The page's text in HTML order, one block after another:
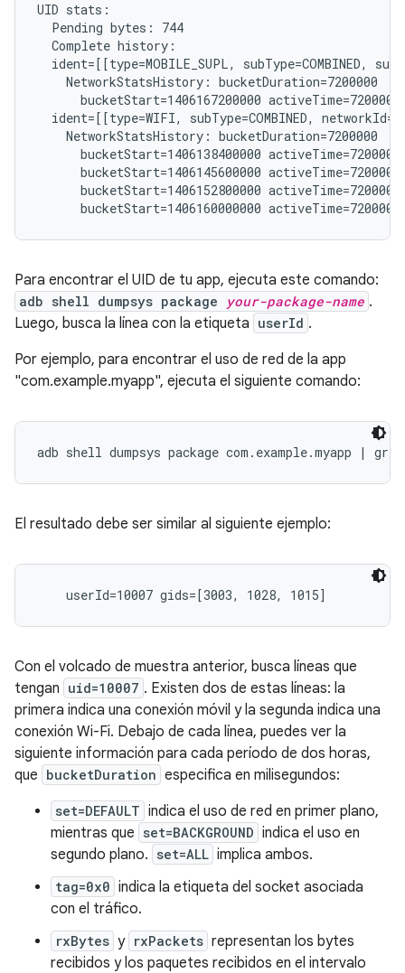
UID stats:
  Pending bytes: 744
  Complete history:
ident=[[type=MOBILE_SUPL, subType=COMBINED,
    NetworkStatsHistory: bucketDuration=7200000
bucketStart=1406167200000
ident=[[type=WIFI, subType=COMBINED,
    NetworkStatsHistory: bucketDuration=7200000
bucketStart=1406138400000
bucketStart=1406145600000
bucketStart=1406152800000
Para encontrar el UID de tu app, ejecuta este comando:
adb shell dumpsys package your-package-name .
Luego, busca la línea con la etiqueta userId .
Por ejemplo, para encontrar el uso de red de la app
"com.example.myapp", ejecuta el siguiente comando:
El resultado debe ser similar al siguiente ejemplo:
Con el volcado de muestra anterior, busca líneas que
tengan uid=10007 . Existen dos de estas líneas: la
primera indica una conexión móvil y la segunda indica una
conexión Wi-Fi. Debajo de cada línea, puedes ver la
siguiente información para cada período de dos horas,
que bucketDuration especifica en milisegundos:
set=DEFAULT indica el uso de red en primer plano,
mientras que set=BACKGROUND indica el uso en
segundo plano. set=ALL implica ambos.
tag=0x0 indica la etiqueta del socket asociada
con el tráfico.
rxBytes y rxPackets representan los bytes
recibidos y los paquetes recibidos en el intervalo